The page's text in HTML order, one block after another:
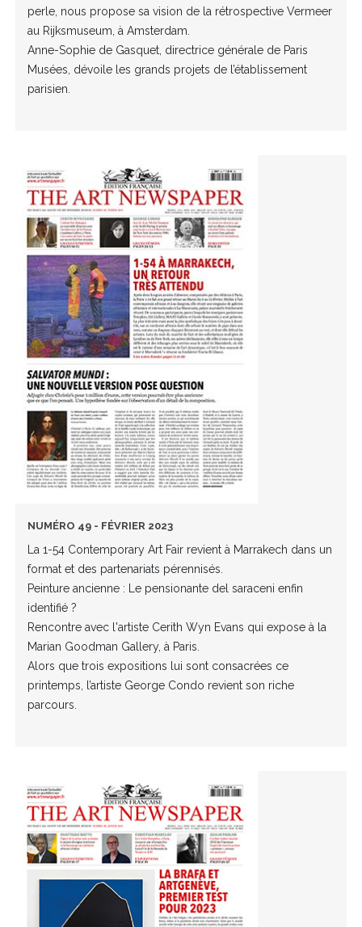
perle, nous propose sa vision de la rétrospective Vermeer
au Rijksmuseum, à Amsterdam.
Anne-Sophie de Gasquet, directrice générale de Paris
Musées, dévoile les grands projets de l’établissement
parisien.
NUMÉRO 49 - FÉVRIER 2023
La 1-54 Contemporary Art Fair revient à Marrakech dans un
format et des partenariats pérennisés.
Peinture ancienne : Le pensionante del saraceni enfin
identifié ?
Rencontre avec l'artiste Cerith Wyn Evans qui expose à la
Marian Goodman Gallery, à Paris.
Alors que trois expositions lui sont consacrées ce
printemps, l’artiste George Condo revient son riche
parcours.